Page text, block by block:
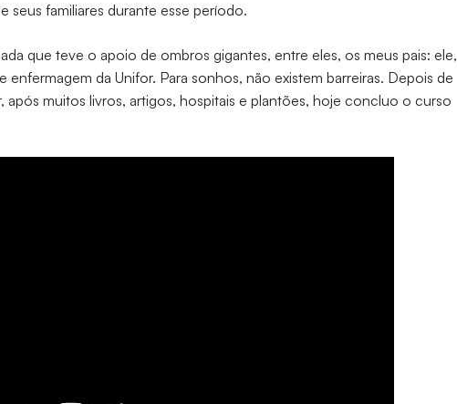
seus familiares durante esse período.
que teve o apoio de ombros gigantes, entre eles, os meus pais: ele,
enfermagem da Unifor. Para sonhos, não existem barreiras. Depois de
após muitos livros, artigos, hospitais e plantões, hoje concluo o curso